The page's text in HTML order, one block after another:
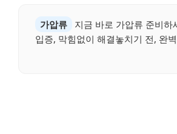
가압류
지금 바로 가압류 준비하
입증, 막힘없이 해결놓치기 전, 완